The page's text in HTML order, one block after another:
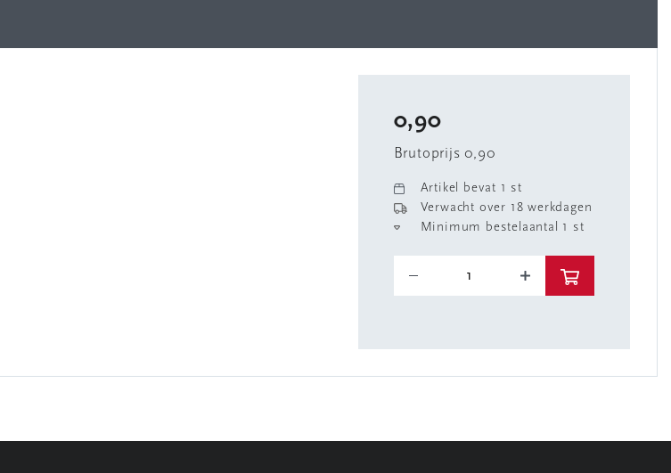
0,90
Brutoprijs 0,90
Artikel bevat 1 st
Verwacht over 18 werkdagen
Minimum bestelaantal 1 st